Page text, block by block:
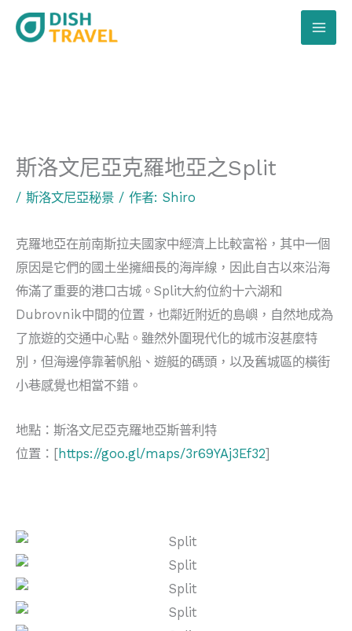
斯洛文尼亞克羅地亞之Split
/ 斯洛文尼亞秘景 / 作者: Shiro
克羅地亞在前南斯拉夫國家中經濟上比較富裕，其中一個
原因是它們的國土坐擁細長的海岸線，因此自古以來沿海
佈滿了重要的港口古城。Split大約位約十六湖和
Dubrovnik中間的位置，也鄰近附近的島嶼，自然地成為
了旅遊的交通中心點。雖然外圍現代化的城市沒甚麼特
別，但海邊停靠著帆船、遊艇的碼頭，以及舊城區的橫街
小巷感覺也相當不錯。
地點：斯洛文尼亞克羅地亞斯普利特
位置：[https://goo.gl/maps/3r69YAj3Ef32]